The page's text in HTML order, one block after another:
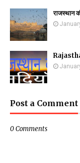
राजस्थान
Post a Comment
0 Comments